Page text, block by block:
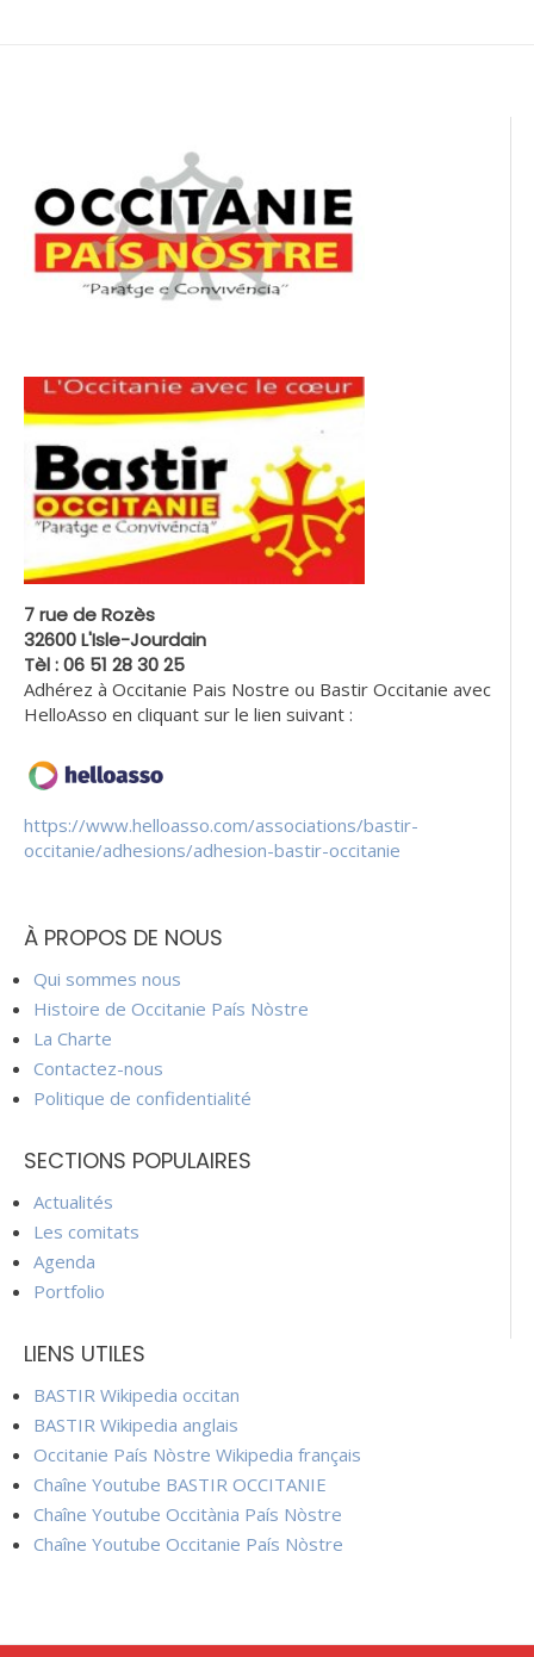
7 rue de Rozès
32600 L'Isle-Jourdain
Tèl : 06 51 28 30 25
Adhérez à Occitanie Pais Nostre ou Bastir Occitanie avec
HelloAsso en cliquant sur le lien suivant :
https://www.helloasso.com/associations/bastir-
occitanie/adhesions/adhesion-bastir-occitanie
À PROPOS DE NOUS
Qui sommes nous
Histoire de Occitanie País Nòstre
La Charte
Contactez-nous
Politique de confidentialité
SECTIONS POPULAIRES
Actualités
Les comitats
Agenda
Portfolio
LIENS UTILES
BASTIR Wikipedia occitan
BASTIR Wikipedia anglais
Occitanie País Nòstre Wikipedia français
Chaîne Youtube BASTIR OCCITANIE
Chaîne Youtube Occitània País Nòstre
Chaîne Youtube Occitanie País Nòstre